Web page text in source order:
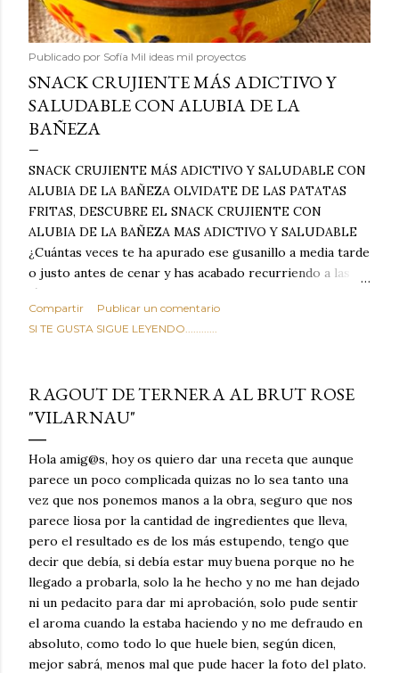
Publicado por Sofía Mil ideas mil proyectos
SNACK CRUJIENTE MÁS ADICTIVO Y
SALUDABLE CON ALUBIA DE LA
BAÑEZA
SNACK CRUJIENTE MÁS ADICTIVO Y SALUDABLE CON
ALUBIA DE LA BAÑEZA OLVIDATE DE LAS PATATAS
FRITAS, DESCUBRE EL SNACK CRUJIENTE CON
ALUBIA DE LA BAÑEZA MAS ADICTIVO Y SALUDABLE
¿Cuántas veces te ha apurado ese gusanillo a media tarde
o justo antes de cenar y has acabado recurriendo a las
típicas patatas de bolsa, frutos secos fritos o snacks
ultraprocesados llenos de grasas saturadas y sodio?
Todos hemos estado ahí. Sin embargo, cuidarse no tiene
satisface. Estas alubias crujientes al horno van a cambiar
por completo tu forma de ver las legumbres. Olvídate de
asociar las alubias únicamente a los guisos tradicionales y
copiosos de invierno. Con esta receta simple pero
revolucionaria, transformaremos un ingrediente tan
humilde como la alubia de La Bañeza en un snack ligero,
dorado, cargado de proteína y 100% natural. Es el
sustituto perfecto a los frutos se...
Compartir
Publicar un comentario
SI TE GUSTA SIGUE LEYENDO............
RAGOUT DE TERNERA AL BRUT ROSE
"VILARNAU"
Hola amig@s, hoy os quiero dar una receta que aunque
parece un poco complicada quizas no lo sea tanto una
vez que nos ponemos manos a la obra, seguro que nos
parece liosa por la cantidad de ingredientes que lleva,
pero el resultado es de los más estupendo, tengo que
decir que debía, si debía estar muy buena porque no he
llegado a probarla, solo la he hecho y no me han dejado
ni un pedacito para dar mi aprobación, solo pude sentir
el aroma cuando la estaba haciendo y no me defraudo en
absoluto, como todo lo que huele bien, según dicen,
mejor sabrá, menos mal que pude hacer la foto del plato.